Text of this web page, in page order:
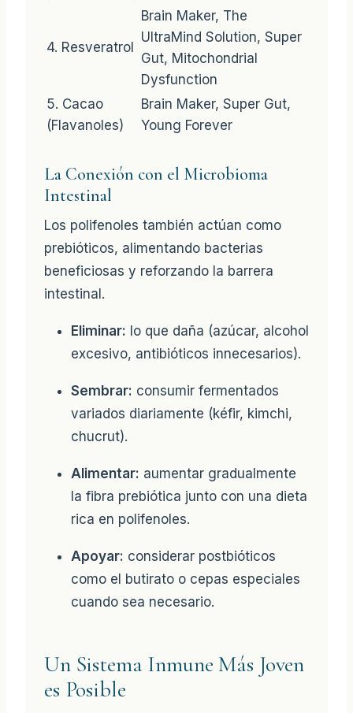
4. Resveratrol
Brain Maker, The
UltraMind Solution, Super
Gut, Mitochondrial
Dysfunction
5. Cacao
(Flavanoles)
Brain Maker, Super Gut,
Young Forever
La Conexión con el Microbioma
Intestinal
Los polifenoles también actúan como
prebióticos, alimentando bacterias
beneficiosas y reforzando la barrera
intestinal.
Eliminar: lo que daña (azúcar, alcohol
excesivo, antibióticos innecesarios).
Sembrar: consumir fermentados
variados diariamente (kéfir, kimchi,
chucrut).
Alimentar: aumentar gradualmente
la fibra prebiótica junto con una dieta
rica en polifenoles.
Apoyar: considerar postbióticos
como el butirato o cepas especiales
cuando sea necesario.
Un Sistema Inmune Más Joven
es Posible